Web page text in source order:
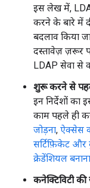
इस लेख में,
करने के बारे में
बदलाव किया
दस्तावेज़ ज़रूर
LDAP सेवा से
शुरू करने से
इन निर्देशों
काम पहले ही
जोड़ना, ऐक्सेस
सर्टिफ़िकेट और
क्रेडेंशियल बनाना
कनेक्टिविटी